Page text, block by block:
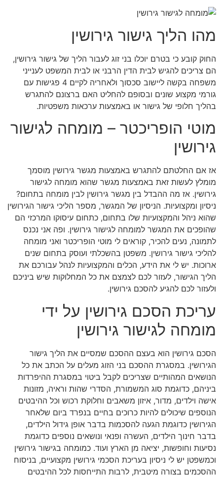
מהו הליך גישור גירושין
החוק קובע כי בטרם יוכלו בני זוג לעבור הליך של גישור גירושין,
הם צריכים להגיש לבית הדין הרבני או לבית המשפט לענייני
משפחה בקשה ליישוב סכסוך ולאחריה לקיים 4 פגישות עם
גורמי מקצוע שונים ובסופם להחליט האם ברצונם להתגרש
בהליך חלופי של גישור או באמצעות ערכאות משפטיות.
מוטי הופריכטר – מומחה לגישור
גירושין
אז אם החלטתם להתגרש באמצעות מגשר גירושין מוסמך
מומלץ לעשות זאת באמצעות מגשר שהוא מומחה לגישור
גירושין. אז מה ההבדל בין מגשר גירושין לבין מומחה בתחום?
ניסיון ומקצועיות. הניסיון של המגשר, מספר הליכי גישור הגירושין
שהוא ניהל והמקצועיות שלו בתחום, כתחום עיסוקו המרכזי הם
שהופכים את המגשר למומחה לגישור גירושין. ופה אני נכנס
לתמונה, נעים להכיר, קוראים לי מוטי הופריכטר ואני מומחה
להליכי גישור גירושין. משפטן בהשכלתי ועוסק בתחום שנים
ארוכות. יש לי את הידע, הכלים והמקצועיות לנהל עבורכם את
הליך הגישור, לעזור לכם לצמצם את כל המחלוקות שיש ביניכם
ולעזור לכם להגיע להסכם גירושין.
עריכת הסכם גירושין על ידי
מומחה לגישור גירושין
הסכם גירושין הוא בעצם ההסכם שמסיים את הליך גישור
הגירושין. במסגרת ההסכם בני הזוג מעלים על הכתב את כל
הנושאים המהותיים שצריכים לקבל ביטוי במסגרת ההיפרדות
ביניהם, כדוגמת סוג המשמורת, הסדרי שהות וראיה, מזונות
אישה וילדים, מדור, איזון משאבים וחלוקת רכוש וכל ההיבטים
הנוספים שיכולים להיות כרוכים בחיים בנפרד ביום שלאחר
הגירושין כדוגמת הגעה להסכמות בדבר אופן גידול הילדים,
בדבר חינוך הילדים, העשרה ופנאי ונושאים נוספים כדוגמת
נסיעות וחופשות, יציאה מן הארץ ועוד. כמומחה בגישור גירושין
וכמשפטן יש לי ניסיון בעריכת הסכמי גירושין מקצועיים, בניסוח
ההסכמים בצורה מיטבית, לרבות התייחסות לכל ההיבטים